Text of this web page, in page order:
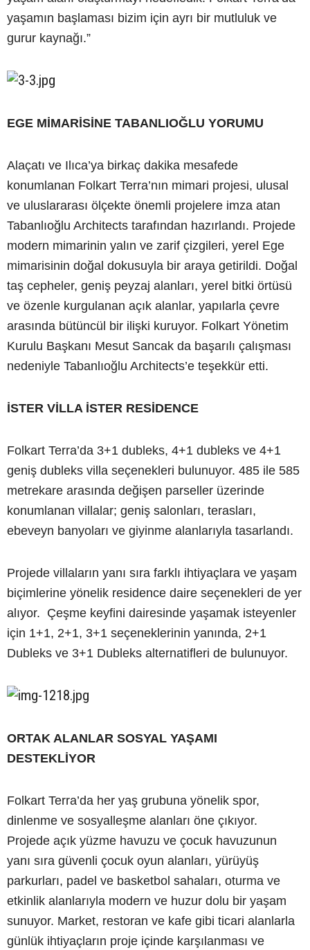
yaşamın başlaması bizim için ayrı bir mutluluk ve
gurur kaynağı.”
EGE MİMARİSİNE TABANLIOĞLU YORUMU
Alaçatı ve Ilıca’ya birkaç dakika mesafede
konumlanan Folkart Terra’nın mimari projesi, ulusal
ve uluslararası ölçekte önemli projelere imza atan
Tabanlıoğlu Architects tarafından hazırlandı. Projede
modern mimarinin yalın ve zarif çizgileri, yerel Ege
mimarisinin doğal dokusuyla bir araya getirildi. Doğal
taş cepheler, geniş peyzaj alanları, yerel bitki örtüsü
ve özenle kurgulanan açık alanlar, yapılarla çevre
arasında bütüncül bir ilişki kuruyor. Folkart Yönetim
Kurulu Başkanı Mesut Sancak da başarılı çalışması
nedeniyle Tabanlıoğlu Architects’e teşekkür etti.
İSTER VİLLA İSTER RESİDENCE
Folkart Terra’da 3+1 dubleks, 4+1 dubleks ve 4+1
geniş dubleks villa seçenekleri bulunuyor. 485 ile 585
metrekare arasında değişen parseller üzerinde
konumlanan villalar; geniş salonları, terasları,
ebeveyn banyoları ve giyinme alanlarıyla tasarlandı.
Projede villaların yanı sıra farklı ihtiyaçlara ve yaşam
biçimlerine yönelik residence daire seçenekleri de yer
alıyor. Çeşme keyfini dairesinde yaşamak isteyenler
için 1+1, 2+1, 3+1 seçeneklerinin yanında, 2+1
Dubleks ve 3+1 Dubleks alternatifleri de bulunuyor.
ORTAK ALANLAR SOSYAL YAŞAMI
DESTEKLİYOR
Folkart Terra’da her yaş grubuna yönelik spor,
dinlenme ve sosyalleşme alanları öne çıkıyor.
Projede açık yüzme havuzu ve çocuk havuzunun
yanı sıra güvenli çocuk oyun alanları, yürüyüş
parkurları, padel ve basketbol sahaları, oturma ve
etkinlik alanlarıyla modern ve huzur dolu bir yaşam
sunuyor. Market, restoran ve kafe gibi ticari alanlarla
günlük ihtiyaçların proje içinde karşılanması ve